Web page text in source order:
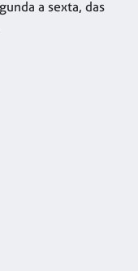
a sexta, das